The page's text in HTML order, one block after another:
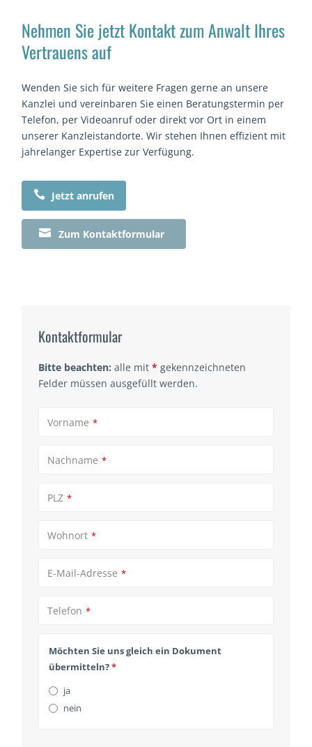
Nehmen Sie jetzt Kontakt zum Anwalt Ihres
Vertrauens auf
Wenden Sie sich für weitere Fragen gerne an unsere
Kanzlei und vereinbaren Sie einen Beratungstermin per
Telefon, per Videoanruf oder direkt vor Ort in einem
unserer Kanzleistandorte. Wir stehen Ihnen effizient mit
jahrelanger Expertise zur Verfügung.
 Jetzt anrufen
 Zum Kontaktformular
Kontaktformular
Bitte beachten: alle mit* gekennzeichneten
Felder müssen ausgefüllt werden.
Vorname *
Nachname *
PLZ *
Wohnort *
E-Mail-Adresse *
Telefon *
Möchten Sie uns gleich ein Dokument
übermitteln?*
ja
nein